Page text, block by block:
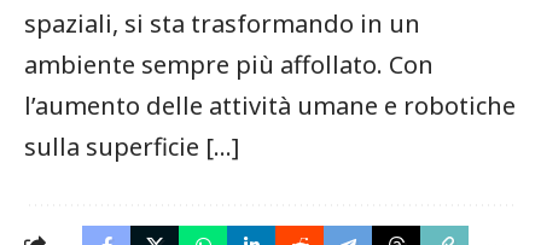
spaziali, si sta trasformando in un
ambiente sempre più affollato. Con
l’aumento delle attività umane e robotiche
sulla superficie […]